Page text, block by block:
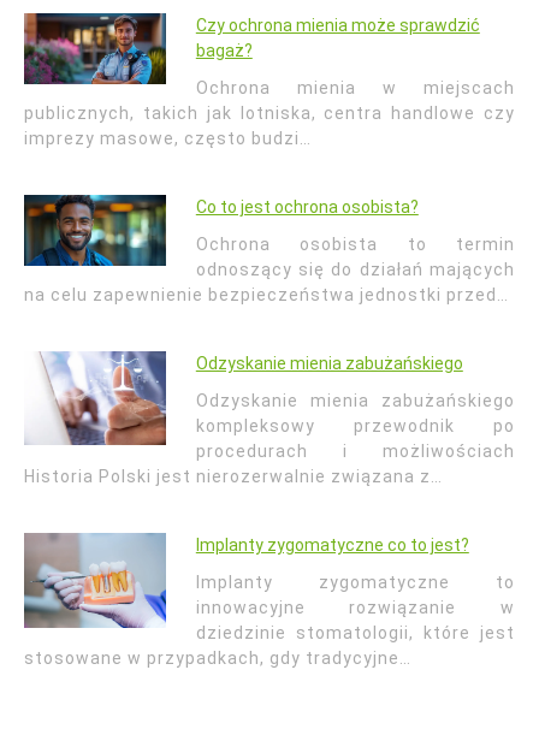
Czy ochrona mienia może sprawdzić
bagaż?
Ochrona mienia w miejscach
publicznych, takich jak lotniska, centra handlowe czy
imprezy masowe, często budzi…
Co to jest ochrona osobista?
Ochrona osobista to termin
odnoszący się do działań mających
na celu zapewnienie bezpieczeństwa jednostki przed…
Odzyskanie mienia zabużańskiego
Odzyskanie mienia zabużańskiego
kompleksowy przewodnik po
procedurach i możliwościach
Historia Polski jest nierozerwalnie związana z…
Implanty zygomatyczne co to jest?
Implanty zygomatyczne to
innowacyjne rozwiązanie w
dziedzinie stomatologii, które jest
stosowane w przypadkach, gdy tradycyjne…